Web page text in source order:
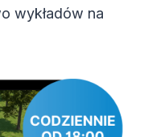
wykładów na